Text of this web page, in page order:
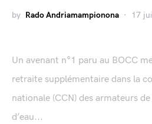
by Rado Andriamampionona 17
Un avenant n°1 paru au BOCC
retraite supplémentaire dans la
nationale (CCN) des armateurs
d’eau...